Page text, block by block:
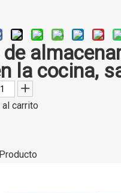
la cocina,
al carrito